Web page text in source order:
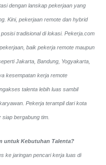
dengan lanskap pekerjaan yang
Kini, pekerjaan remote dan hybrid
tradisional di lokasi. Pekerja.com
baik pekerja remote maupun
Jakarta, Bandung, Yogyakarta,
kesempatan kerja remote
talenta lebih luas sambil
Pekerja terampil dari kota
bergabung tim.
untuk Kebutuhan Talenta?
ke jaringan pencari kerja luas di